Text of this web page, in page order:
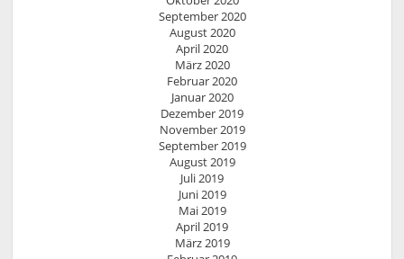
September 2020
August 2020
April 2020
März 2020
Februar 2020
Januar 2020
Dezember 2019
November 2019
September 2019
August 2019
Juli 2019
Juni 2019
Mai 2019
April 2019
März 2019